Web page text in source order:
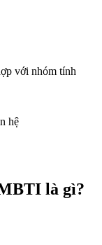
với nhóm tính
hệ
là gì?